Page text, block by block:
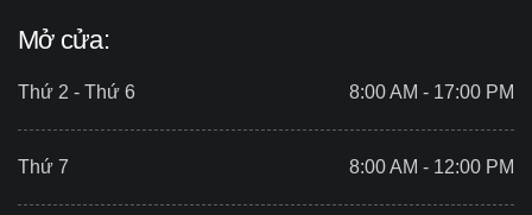
Mở cửa:
Thứ 2 - Thứ 6 8:00 AM - 17:00 PM
Thứ 7 8:00 AM - 12:00 PM